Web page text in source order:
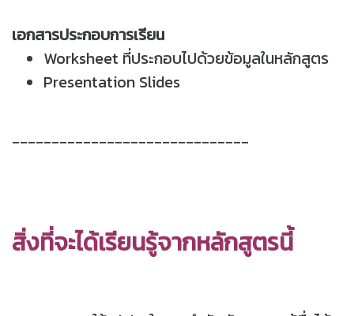
เอกสารประกอบการเรียน
Worksheet ที่ประกอบไปด้วยข้อมูลในหลักสูตร
Presentation Slides
------------------------------
สิ่งที่จะได้เรียนรู้จากหลักสูตรนี้